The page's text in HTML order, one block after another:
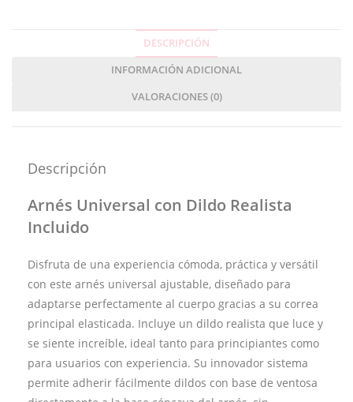
DESCRIPCIÓN
INFORMACIÓN ADICIONAL
VALORACIONES (0)
Descripción
Arnés Universal con Dildo Realista
Incluido
Disfruta de una experiencia cómoda, práctica y versátil
con este arnés universal ajustable, diseñado para
adaptarse perfectamente al cuerpo gracias a su correa
principal elasticada. Incluye un dildo realista que luce y
se siente increíble, ideal tanto para principiantes como
para usuarios con experiencia. Su innovador sistema
permite adherir fácilmente dildos con base de ventosa